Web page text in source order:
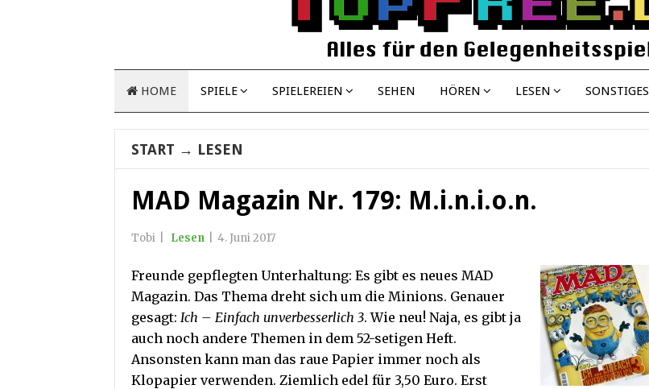
HOME SPIELE SPIELEREIEN SEHEN HÖREN LESEN SONSTIGES
START → LESEN
MAD Magazin Nr. 179: M.i.n.i.o.n.
Tobi Lesen 4. Juni 2017
Freunde gepflegten Unterhaltung: Es gibt es neues MAD
Magazin. Das Thema dreht sich um die Minions. Genauer
gesagt: Ich – Einfach unverbesserlich 3. Wie neu! Naja, es gibt ja
auch noch andere Themen in dem 52-setigen Heft.
Ansonsten kann man das raue Papier immer noch als
Klopapier verwenden. Ziemlich edel für 3,50 Euro. Erst